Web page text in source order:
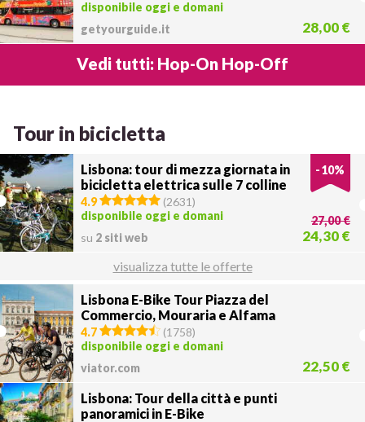
disponibile oggi e domani
getyourguide.it
28,00 €
Vedi tutti: Hop-On Hop-Off
Tour in bicicletta
Lisbona: tour di mezza giornata in
bicicletta elettrica sulle 7 colline
-10%
4.9 (2631)
disponibile oggi e domani
su 2 siti web
27,00 €
24,30 €
visualizza tutte le offerte
Lisbona E-Bike Tour Piazza del
Commercio, Mouraria e Alfama
4.7 (1758)
disponibile oggi e domani
viator.com
22,50 €
Lisbona: Tour della città e punti
panoramici in E-Bike